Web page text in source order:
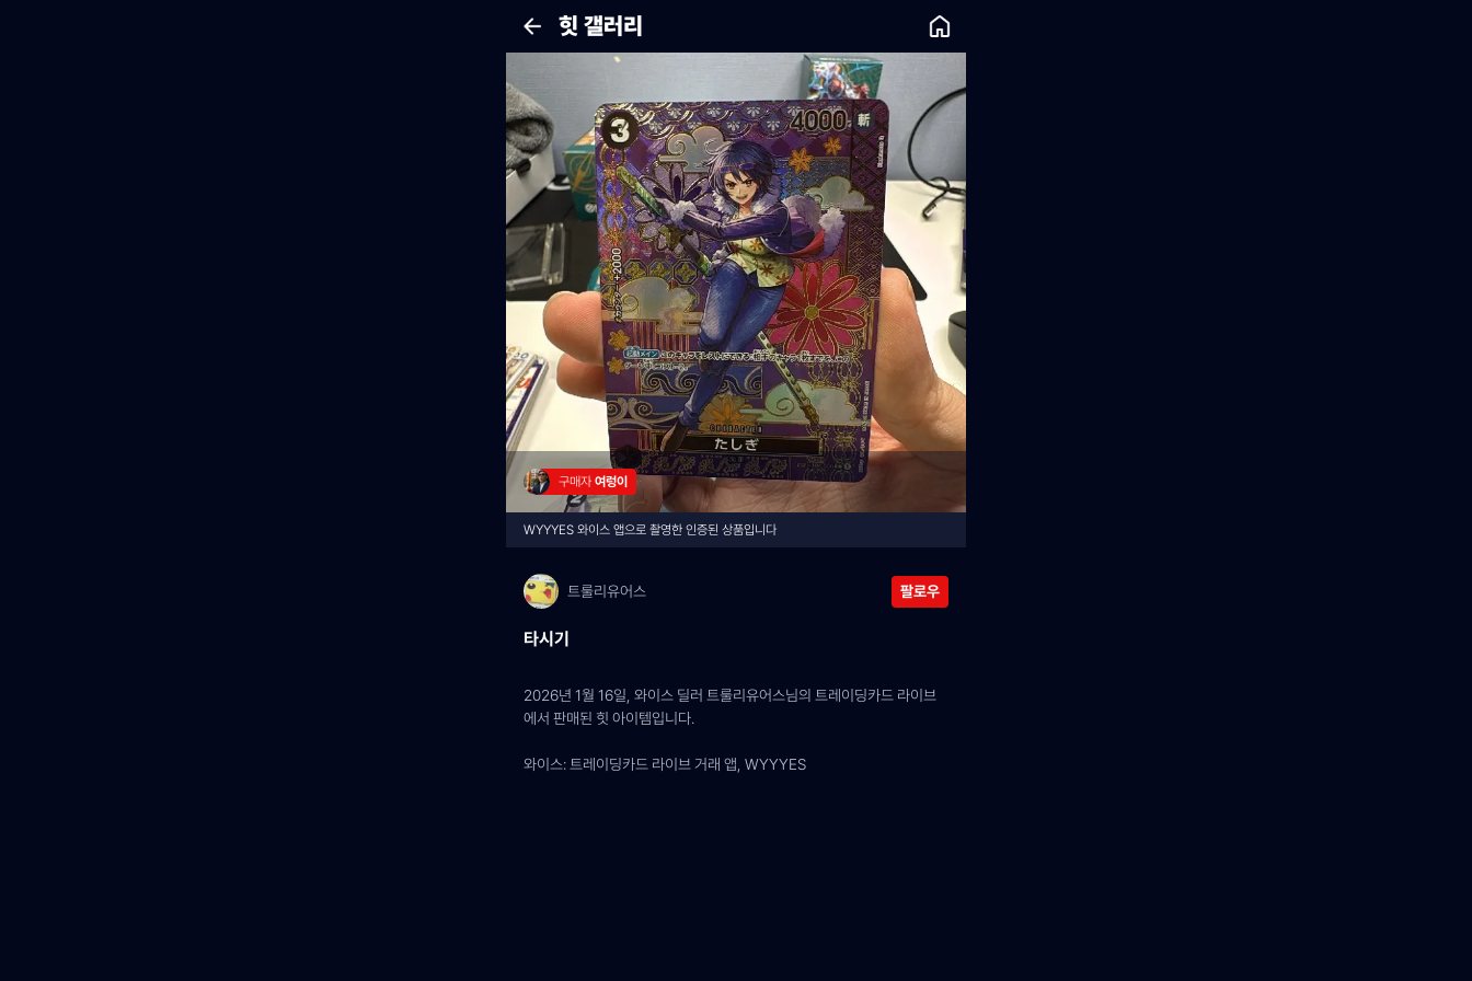
힛 갤러리
구매자 여렁이
WYYYES 와이스 앱으로 촬영한 인증된 상품입니다
트룰리유어스 팔로우
타시기
2026년 1월 16일, 와이스 딜러 트룰리유어스님의 트레이딩카드 라이브
에서 판매된 힛 아이템입니다.
와이스: 트레이딩카드 라이브 거래 앱, WYYYES